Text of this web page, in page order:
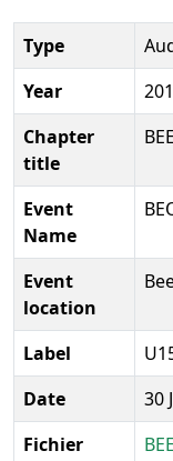
Type
Year
Chapter
title
Event
Name
Event
location
Label
Date
30
Fichier